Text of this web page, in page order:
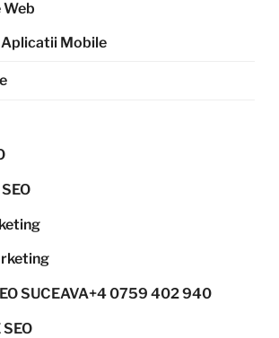
Mobile
SUCEAVA+4 0759 402 940